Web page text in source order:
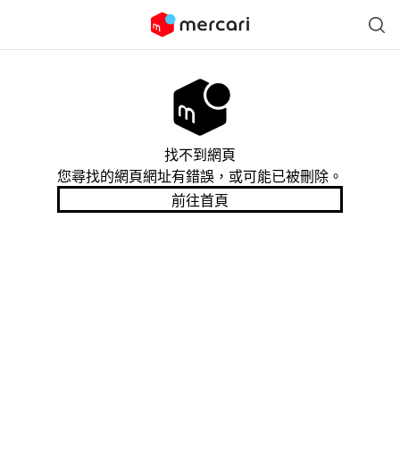
找不到網頁
您尋找的網頁網址有錯誤，或可能已被刪除。
前往首頁